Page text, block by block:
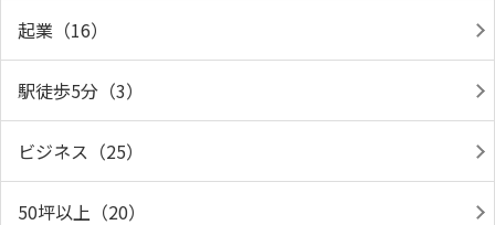
起業（16）
駅徒歩5分（3）
ビジネス（25）
50坪以上（20）